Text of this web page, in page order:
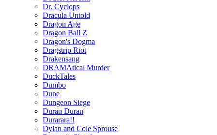
Dr. Cyclops
Dracula Untold
Dragon Age
Dragon Ball Z
Dragon's Dogma
Dragstrip Riot
Drakensang
DRAMAtical Murder
DuckTales
Dumbo
Dune
Dungeon Siege
Duran Duran
Durarara!!
Dylan and Cole Sprouse